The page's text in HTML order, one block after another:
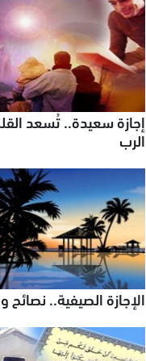
إجازة سعيدة.. تُسعد
الرب
الإجازة الصيفية.. نصائح